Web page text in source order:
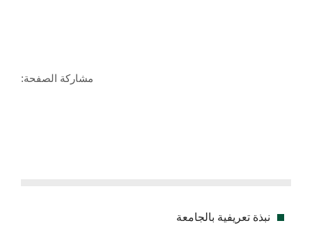
مشاركة الصفحة:
نبذة تعريفية بالجامعة